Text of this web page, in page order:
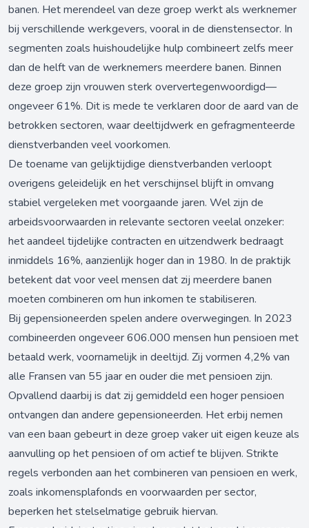
banen. Het merendeel van deze groep werkt als werknemer
bij verschillende werkgevers, vooral in de dienstensector. In
segmenten zoals huishoudelijke hulp combineert zelfs meer
dan de helft van de werknemers meerdere banen. Binnen
deze groep zijn vrouwen sterk oververtegenwoordigd—
ongeveer 61%. Dit is mede te verklaren door de aard van de
betrokken sectoren, waar deeltijdwerk en gefragmenteerde
dienstverbanden veel voorkomen.
De toename van gelijktijdige dienstverbanden verloopt
overigens geleidelijk en het verschijnsel blijft in omvang
stabiel vergeleken met voorgaande jaren. Wel zijn de
arbeidsvoorwaarden in relevante sectoren veelal onzeker:
het aandeel tijdelijke contracten en uitzendwerk bedraagt
inmiddels 16%, aanzienlijk hoger dan in 1980. In de praktijk
betekent dat voor veel mensen dat zij meerdere banen
moeten combineren om hun inkomen te stabiliseren.
Bij gepensioneerden spelen andere overwegingen. In 2023
combineerden ongeveer 606.000 mensen hun pensioen met
betaald werk, voornamelijk in deeltijd. Zij vormen 4,2% van
alle Fransen van 55 jaar en ouder die met pensioen zijn.
Opvallend daarbij is dat zij gemiddeld een hoger pensioen
ontvangen dan andere gepensioneerden. Het erbij nemen
van een baan gebeurt in deze groep vaker uit eigen keuze als
aanvulling op het pensioen of om actief te blijven. Strikte
regels verbonden aan het combineren van pensioen en werk,
zoals inkomensplafonds en voorwaarden per sector,
beperken het stelselmatige gebruik hiervan.